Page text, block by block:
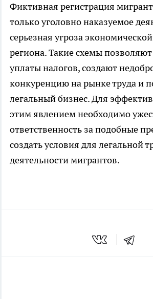
Фиктивная регистрация
только уголовно наказуемое
серьезная угроза
региона. Такие схемы
уплаты налогов, создают
конкуренцию на рынке труда и
легальный бизнес. Для
этим явлением необходимо
ответственность за подобные
создать условия для легальной
деятельности мигрантов.